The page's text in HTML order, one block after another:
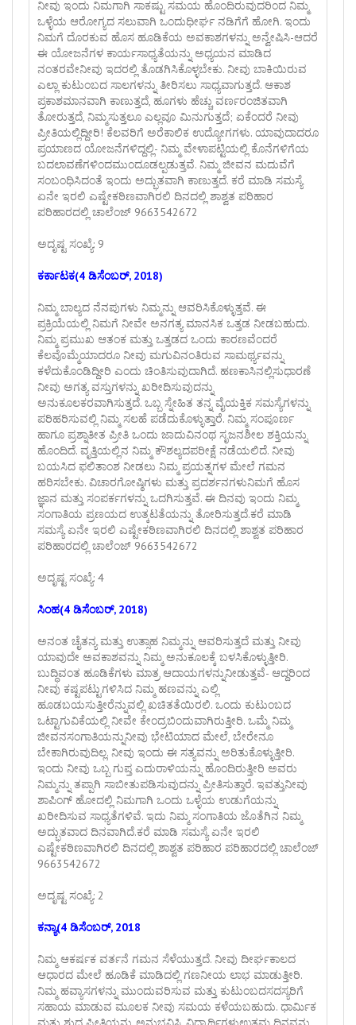
ನೀವು ಇಂದು ನಿಮಗಾಗಿ ಸಾಕಷ್ಟು ಸಮಯ ಹೊಂದಿರುವುದರಿಂದ ನಿಮ್ಮ
ಒಳ್ಳೆಯ ಆರೋಗ್ಯದ ಸಲುವಾಗಿ ಒಂದುಧೀರ್ಘ ನಡಿಗೆಗೆ ಹೋಗಿ. ಇಂದು
ನಿಮಗೆ ದೊರಕುವ ಹೊಸ ಹೂಡಿಕೆಯ ಅವಕಾಶಗಳನ್ನು ಅನ್ವೇಷಿಸಿ-ಆದರೆ
ಈ ಯೋಜನೆಗಳ ಕಾರ್ಯಸಾಧ್ಯತೆಯನ್ನು ಅಧ್ಯಯನ ಮಾಡಿದ
ನಂತರವೇನೀವು ಇದರಲ್ಲಿ ತೊಡಗಿಸಿಕೊಳ್ಳಬೇಕು. ನೀವು ಬಾಕಿಯಿರುವ
ಎಲ್ಲಾ ಕುಟುಂಬದ ಸಾಲಗಳನ್ನು ತೀರಿಸಲು ಸಾಧ್ಯವಾಗುತ್ತದೆ. ಆಕಾಶ
ಪ್ರಕಾಶಮಾನವಾಗಿ ಕಾಣುತ್ತದೆ, ಹೂಗಳು ಹೆಚ್ಚು ವರ್ಣರಂಜಿತವಾಗಿ
ತೋರುತ್ತದೆ, ನಿಮ್ಮಸುತ್ತಲೂ ಎಲ್ಲವೂ ಮಿನುಗುತ್ತದೆ; ಏಕೆಂದರೆ ನೀವು
ಪ್ರೀತಿಯಲ್ಲಿದ್ದೀರಿ! ಕೆಲವರಿಗೆ ಅರೆಕಾಲಿಕ ಉದ್ಯೋಗಗಳು. ಯಾವುದಾದರೂ
ಪ್ರಯಾಣದ ಯೋಜನೆಗಳಿದ್ದಲ್ಲಿ- ನಿಮ್ಮ ವೇಳಾಪಟ್ಟಿಯಲ್ಲಿ ಕೊನೆಗಳಿಗೆಯ
ಬದಲಾವಣೆಗಳಿಂದಮುಂದೂಡಲ್ಪಡುತ್ತವೆ. ನಿಮ್ಮ ಜೀವನ ಮದುವೆಗೆ
ಸಂಬಂಧಿಸಿದಂತೆ ಇಂದು ಅದ್ಭುತವಾಗಿ ಕಾಣುತ್ತದೆ. ಕರೆ ಮಾಡಿ ಸಮಸ್ಯೆ
ಏನೇ ಇರಲಿ ಎಷ್ಟೇಕಠಿಣವಾಗಿರಲಿ ದಿನದಲ್ಲಿ ಶಾಶ್ವತ ಪರಿಹಾರ
ಪರಿಹಾರದಲ್ಲಿ ಚಾಲೆಂಜ್ 9663542672
ಅದೃಷ್ಟ ಸಂಖ್ಯೆ: 9
ಕರ್ಕಾಟಕ(4 ಡಿಸೆಂಬರ್, 2018)
ನಿಮ್ಮ ಬಾಲ್ಯದ ನೆನಪುಗಳು ನಿಮ್ಮನ್ನು ಆವರಿಸಿಕೊಳ್ಳುತ್ತವೆ. ಈ
ಪ್ರಕ್ರಿಯೆಯಲ್ಲಿ ನಿಮಗೆ ನೀವೇ ಅನಗತ್ಯ ಮಾನಸಿಕ ಒತ್ತಡ ನೀಡಬಹುದು.
ನಿಮ್ಮ ಪ್ರಮುಖ ಆತಂಕ ಮತ್ತು ಒತ್ತಡದ ಒಂದು ಕಾರಣವೆಂದರೆ
ಕೆಲವೊಮ್ಮೆಯಾದರೂ ನೀವು ಮಗುವಿನಂತಿರುವ ಸಾಮರ್ಥ್ಯವನ್ನು
ಕಳೆದುಕೊಂಡಿದ್ದೀರಿ ಎಂದು ಚಿಂತಿಸುವುದಾಗಿದೆ. ಹಣಕಾಸಿನಲ್ಲಿಸುಧಾರಣೆ
ನೀವು ಅಗತ್ಯ ವಸ್ತುಗಳನ್ನು ಖರೀದಿಸುವುದನ್ನು
ಅನುಕೂಲಕರವಾಗಿಸುತ್ತದೆ. ಒಬ್ಬ ಸ್ನೇಹಿತ ತನ್ನ ವೈಯಕ್ತಿಕ ಸಮಸ್ಯೆಗಳನ್ನು
ಪರಿಹರಿಸುವಲ್ಲಿ ನಿಮ್ಮ ಸಲಹೆ ಪಡೆದುಕೊಳ್ಳುತ್ತಾರೆ. ನಿಮ್ಮ ಸಂಪೂರ್ಣ
ಹಾಗೂ ಪ್ರಶ್ನಾತೀತ ಪ್ರೀತಿ ಒಂದು ಜಾದುವಿನಂಥ ಸೃಜನಶೀಲ ಶಕ್ತಿಯನ್ನು
ಹೊಂದಿದೆ. ವೃತ್ತಿಯಲ್ಲಿನ ನಿಮ್ಮ ಕೌಶಲ್ಯದಪರೀಕ್ಷೆ ನಡೆಯಲಿದೆ. ನೀವು
ಬಯಸಿದ ಫಲಿತಾಂಶ ನೀಡಲು ನಿಮ್ಮ ಪ್ರಯತ್ನಗಳ ಮೇಲೆ ಗಮನ
ಹರಿಸಬೇಕು. ವಿಚಾರಗೋಷ್ಠಿಗಳು ಮತ್ತು ಪ್ರದರ್ಶನಗಳುನಿಮಗೆ ಹೊಸ
ಜ್ಞಾನ ಮತ್ತು ಸಂಪರ್ಕಗಳನ್ನು ಒದಗಿಸುತ್ತವೆ. ಈ ದಿನವು ಇಂದು ನಿಮ್ಮ
ಸಂಗಾತಿಯ ಪ್ರಣಯದ ಉತ್ಕಟತೆಯನ್ನು ತೋರಿಸುತ್ತದೆ.ಕರೆ ಮಾಡಿ
ಸಮಸ್ಯೆ ಏನೇ ಇರಲಿ ಎಷ್ಟೇಕಠಿಣವಾಗಿರಲಿ ದಿನದಲ್ಲಿ ಶಾಶ್ವತ ಪರಿಹಾರ
ಪರಿಹಾರದಲ್ಲಿ ಚಾಲೆಂಜ್ 9663542672
ಅದೃಷ್ಟ ಸಂಖ್ಯೆ: 4
ಸಿಂಹ(4 ಡಿಸೆಂಬರ್, 2018)
ಅನಂತ ಚೈತನ್ಯ ಮತ್ತು ಉತ್ಸಾಹ ನಿಮ್ಮನ್ನು ಆವರಿಸುತ್ತದೆ ಮತ್ತು ನೀವು
ಯಾವುದೇ ಅವಕಾಶವನ್ನು ನಿಮ್ಮ ಅನುಕೂಲಕ್ಕೆ ಬಳಸಿಕೊಳ್ಳುತ್ತೀರಿ.
ಬುದ್ಧಿವಂತ ಹೂಡಿಕೆಗಳು ಮಾತ್ರ ಆದಾಯಗಳನ್ನುನೀಡುತ್ತವೆ- ಆದ್ದರಿಂದ
ನೀವು ಕಷ್ಟಪಟ್ಟುಗಳಿಸಿದ ನಿಮ್ಮ ಹಣವನ್ನು ಎಲ್ಲಿ
ಹೂಡಬಯಸುತ್ತೀರೆನ್ನುವಲ್ಲಿ ಖಚಿತತೆಯಿರಲಿ. ಒಂದು ಕುಟುಂಬದ
ಒಟ್ಟಾಗುವಿಕೆಯಲ್ಲಿ ನೀವೇ ಕೇಂದ್ರಬಿಂದುವಾಗಿರುತ್ತೀರಿ. ಒಮ್ಮೆ ನಿಮ್ಮ
ಜೀವನಸಂಗಾತಿಯನ್ನುನೀವು ಭೇಟಿಯಾದ ಮೇಲೆ, ಬೇರೇನೂ
ಬೇಕಾಗಿರುವುದಿಲ್ಲ. ನೀವು ಇಂದು ಈ ಸತ್ಯವನ್ನು ಅರಿತುಕೊಳ್ಳುತ್ತೀರಿ.
ಇಂದು ನೀವು ಒಬ್ಬ ಗುಪ್ತ ಎದುರಾಳಿಯನ್ನು ಹೊಂದಿರುತ್ತೀರಿ ಅವರು
ನಿಮ್ಮನ್ನು ತಪ್ಪಾಗಿ ಸಾಬೀತುಪಡಿಸುವುದನ್ನು ಪ್ರೀತಿಸುತ್ತಾರೆ. ಇವತ್ತುನೀವು
ಶಾಪಿಂಗ್ ಹೋದಲ್ಲಿ ನಿಮಗಾಗಿ ಒಂದು ಒಳ್ಳೆಯ ಉಡುಗೆಯನ್ನು
ಖರೀದಿಸುವ ಸಾಧ್ಯತೆಗಳಿವೆ. ಇದು ನಿಮ್ಮ ಸಂಗಾತಿಯ ಜೊತೆಗಿನ ನಿಮ್ಮ
ಅದ್ಭುತವಾದ ದಿನವಾಗಿದೆ.ಕರೆ ಮಾಡಿ ಸಮಸ್ಯೆ ಏನೇ ಇರಲಿ
ಎಷ್ಟೇಕಠಿಣವಾಗಿರಲಿ ದಿನದಲ್ಲಿ ಶಾಶ್ವತ ಪರಿಹಾರ ಪರಿಹಾರದಲ್ಲಿ ಚಾಲೆಂಜ್
9663542672
ಅದೃಷ್ಟ ಸಂಖ್ಯೆ: 2
ಕನ್ಯಾ(4 ಡಿಸೆಂಬರ್, 2018
ನಿಮ್ಮ ಆಕರ್ಷಕ ವರ್ತನೆ ಗಮನ ಸೆಳೆಯುತ್ತದೆ. ನೀವು ದೀರ್ಘಕಾಲದ
ಆಧಾರದ ಮೇಲೆ ಹೂಡಿಕೆ ಮಾಡಿದಲ್ಲಿ ಗಣನೀಯ ಲಾಭ ಮಾಡುತ್ತೀರಿ.
ನಿಮ್ಮ ಹವ್ಯಾಸಗಳನ್ನು ಮುಂದುವರಿಸುವ ಮತ್ತು ಕುಟುಂಬದಸದಸ್ಯರಿಗೆ
ಸಹಾಯ ಮಾಡುವ ಮೂಲಕ ನೀವು ಸಮಯ ಕಳೆಯಬಹುದು. ಧಾರ್ಮಿಕ